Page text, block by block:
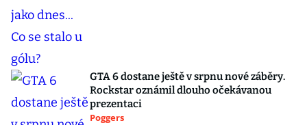
GTA 6 dostane ještě v srpnu nové záběry.
Rockstar oznámil dlouho očekávanou
prezentaci
Poggers